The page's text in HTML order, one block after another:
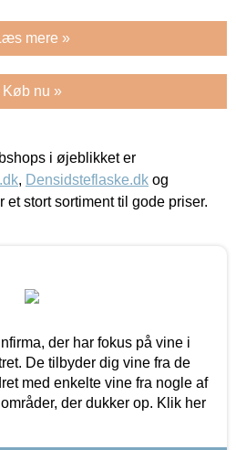
mere »
Køb nu »
i øjeblikket er
, Densidsteflaske.dk og
et stort sortiment til gode priser.
der har fokus på vine i
De tilbyder dig vine fra de
med enkelte vine fra nogle af
der dukker op. Klik her